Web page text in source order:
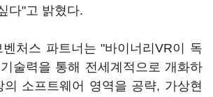
다"고 밝혔다.
처스 파트너는 "바이너리VR이 독
술력을 통해 전세계적으로 개화하
소프트웨어 영역을 공략, 가상현